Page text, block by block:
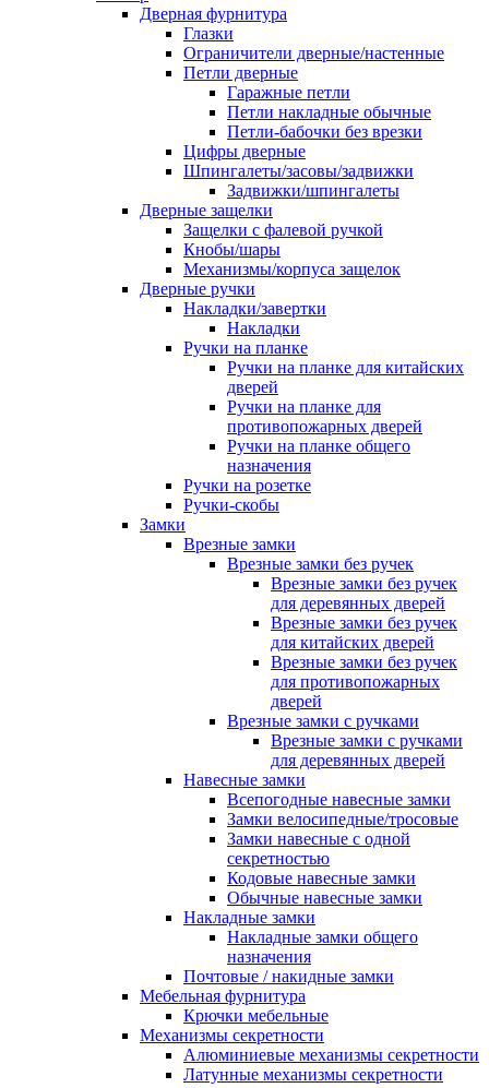
Дверная фурнитура
Глазки
Ограничители дверные/настенные
Петли дверные
Гаражные петли
Петли накладные обычные
Петли-бабочки без врезки
Цифры дверные
Шпингалеты/засовы/задвижки
Задвижки/шпингалеты
Дверные защелки
Защелки с фалевой ручкой
Кнобы/шары
Механизмы/корпуса защелок
Дверные ручки
Накладки/завертки
Накладки
Ручки на планке
Ручки на планке для китайских
дверей
Ручки на планке для
противопожарных дверей
Ручки на планке общего
назначения
Ручки на розетке
Ручки-скобы
Замки
Врезные замки
Врезные замки без ручек
Врезные замки без ручек
для деревянных дверей
Врезные замки без ручек
для китайских дверей
Врезные замки без ручек
для противопожарных
дверей
Врезные замки с ручками
Врезные замки с ручками
для деревянных дверей
Навесные замки
Всепогодные навесные замки
Замки велосипедные/тросовые
Замки навесные с одной
секретностью
Кодовые навесные замки
Обычные навесные замки
Накладные замки
Накладные замки общего
назначения
Почтовые / накидные замки
Мебельная фурнитура
Крючки мебельные
Механизмы секретности
Алюминиевые механизмы секретности
Латунные механизмы секретности